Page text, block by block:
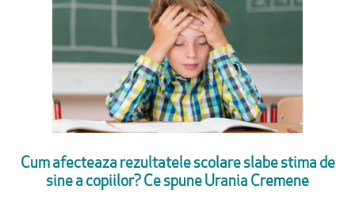
Cum afecteaza rezultatele scolare slabe stima de
sine a copiilor? Ce spune Urania Cremene